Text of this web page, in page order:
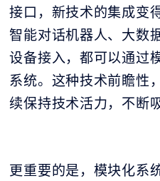
接口，新技术的集成变
智能对话机器人、大数
设备接入，都可以通过
系统。这种技术前瞻性
续保持技术活力，不断
更重要的是，模块化系